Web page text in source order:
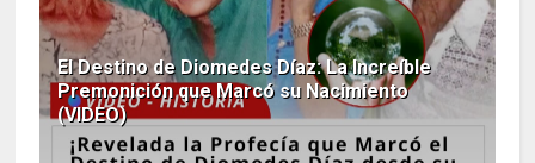
El Destino de Diomedes Díaz: La Increíble
Premonición que Marcó su Nacimiento
(VIDEO)